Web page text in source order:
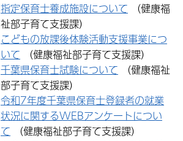
指定保育士養成施設について
祉部子育て支援課）
こどもの放課後体験活動支援事業につ
いて
（健康福祉部子育て支援課）
千葉県保育士試験について
部子育て支援課）
令和7年度千葉県保育士登録者の就業
状況に関するWEBアンケートについ
て
（健康福祉部子育て支援課）